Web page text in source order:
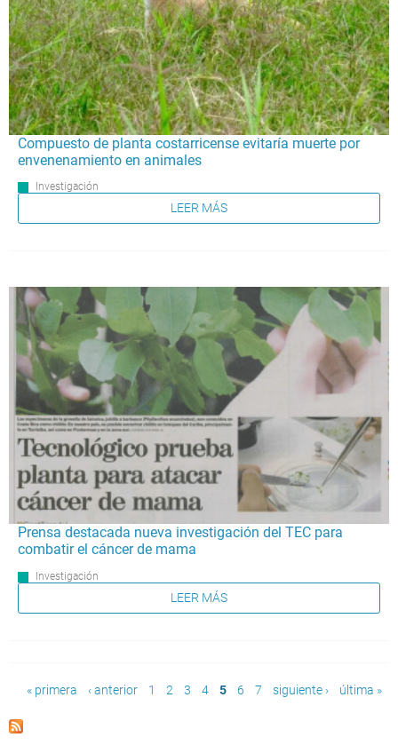
Compuesto de planta costarricense evitaría muerte por
envenenamiento en animales
Investigación
LEER MÁS
Prensa destacada nueva investigación del TEC para
combatir el cáncer de mama
Investigación
LEER MÁS
Páginas
« primera ‹ anterior 1 2 3 4 5 6 7 siguiente › última »